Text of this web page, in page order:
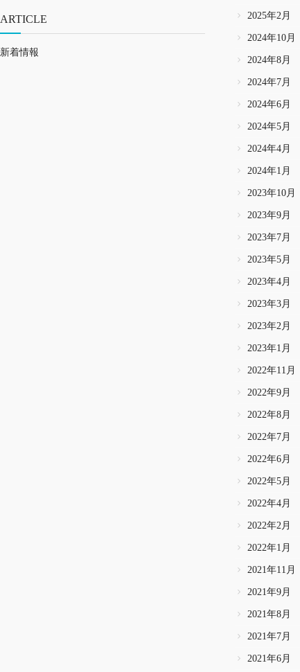
ARTICLE
新着情報
2025年2月
2024年10月
2024年8月
2024年7月
2024年6月
2024年5月
2024年4月
2024年1月
2023年10月
2023年9月
2023年7月
2023年5月
2023年4月
2023年3月
2023年2月
2023年1月
2022年11月
2022年9月
2022年8月
2022年7月
2022年6月
2022年5月
2022年4月
2022年2月
2022年1月
2021年11月
2021年9月
2021年8月
2021年7月
2021年6月